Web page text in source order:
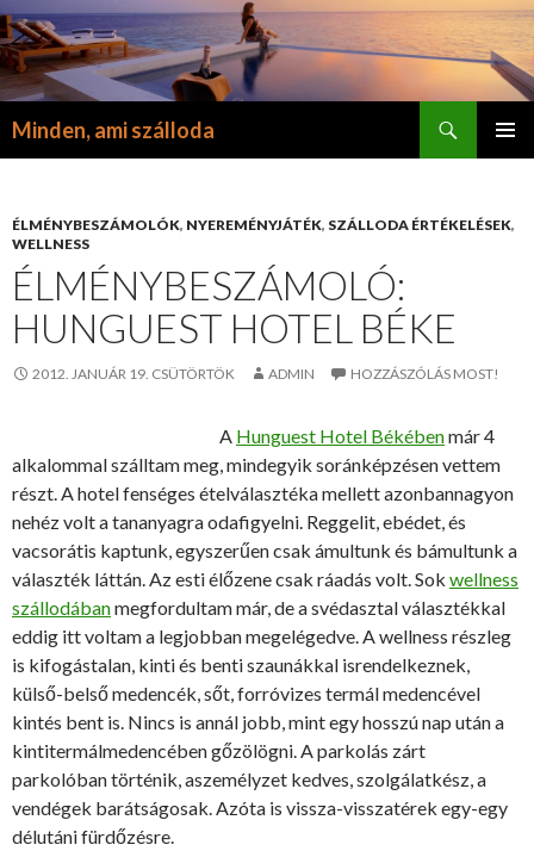
Minden, ami szálloda
ÉLMÉNYBESZÁMOLÓK, NYEREMÉNYJÁTÉK, SZÁLLODA ÉRTÉKELÉSEK,
WELLNESS
ÉLMÉNYBESZÁMOLÓ:
HUNGUEST HOTEL BÉKE
2012. JANUÁR 19. CSÜTÖRTÖK ADMIN HOZZÁSZÓLÁS MOST!
A Hunguest Hotel Békébenmár 4
alkalommal szálltam meg, mindegyik soránképzésen vettem
részt. A hotel fenséges ételválasztéka mellett azonbannagyon
nehéz volt a tananyagra odafigyelni. Reggelit, ebédet, és
vacsorátis kaptunk, egyszerűen csak ámultunk és bámultunk a
választék láttán. Az esti élőzene csak ráadás volt. Sok wellness
szállodábanmegfordultam már, de a svédasztal választékkal
eddig itt voltam a legjobban megelégedve. A wellness részleg
is kifogástalan, kinti és benti szaunákkal isrendelkeznek,
külső-belső medencék, sőt, forróvizes termál medencével
kintés bent is. Nincs is annál jobb, mint egy hosszú nap után a
kintitermálmedencében gőzölögni. A parkolás zárt
parkolóban történik, aszemélyzet kedves, szolgálatkész, a
vendégek barátságosak. Azóta is vissza-visszatérek egy-egy
délutáni fürdőzésre.